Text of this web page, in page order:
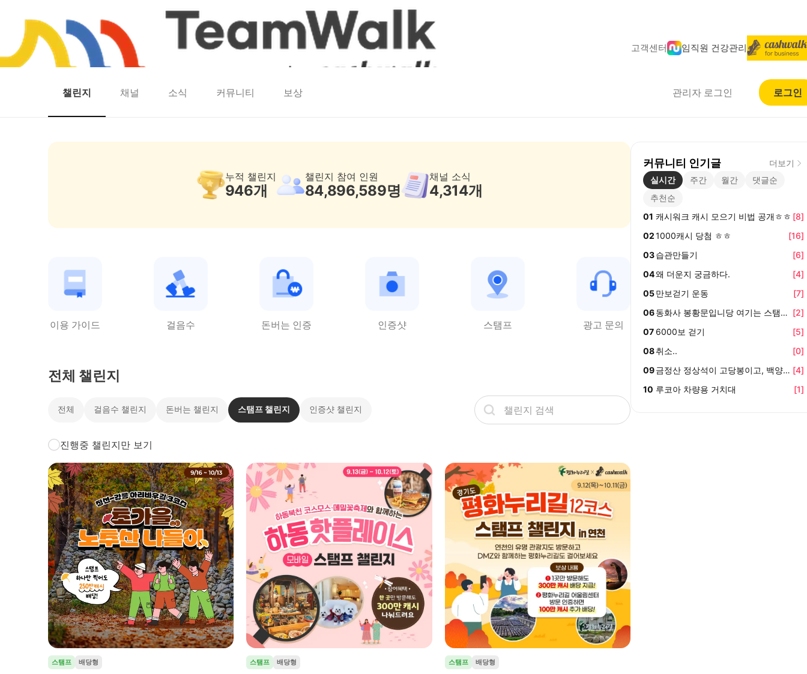
고객센터 임직원 건강관리
런마일 모두의챌린지 캐시로또 캐시딜
챌린지 채널 소식 커뮤니티 보상 관리자 로그인 로그인
누적 챌린지
946개
챌린지 참여 인원
84,896,589명
채널 소식
4,314개
이용 가이드 걸음수 돈버는 인증 인증샷 스탬프 광고 문의
전체 챌린지
전체 걸음수 챌린지 돈버는 챌린지 스탬프 챌린지 인증샷 챌린지
진행중 챌린지만 보기
스탬프 배당형 스탬프 배당형 스탬프 배당형
커뮤니티 인기글
더보기
실시간
주간 월간
댓글순
추천순
01 캐시워크 캐시 모으기 비법 공개ㅎㅎ [8]
021000캐시 당첨 ㅎㅎ [16]
03습관만들기 [6]
04왜 더운지 궁금하다. [4]
05만보걷기 운동 [7]
06동화사 봉황문입니당 여기는 스탬프가
[2]
07 6000보 걷기 [5]
08취소.. [0]
09금정산 정상석이 고당봉이고, 백양산 정
[4]
10 루코아 차량용 거치대 [1]